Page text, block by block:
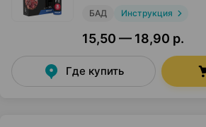
БАД Инструкция
15,50 — 18,90 р.
Где купить